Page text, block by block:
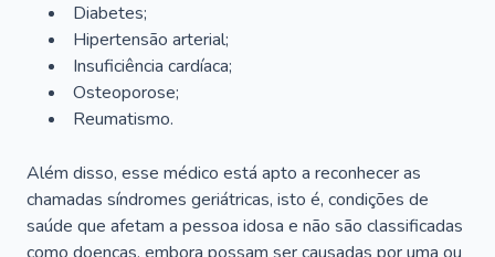
Diabetes;
Hipertensão arterial;
Insuficiência cardíaca;
Osteoporose;
Reumatismo.
Além disso, esse médico está apto a reconhecer as
chamadas síndromes geriátricas, isto é, condições de
saúde que afetam a pessoa idosa e não são classificadas